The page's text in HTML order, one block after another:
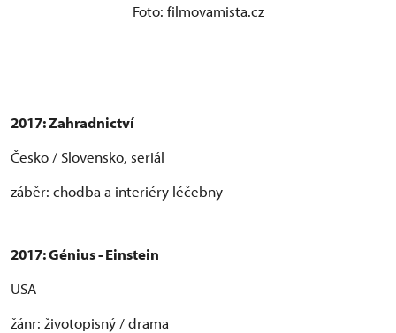
Foto: filmovamista.cz
2017: Zahradnictví
Česko / Slovensko, seriál
záběr: chodba a interiéry léčebny
2017: Génius - Einstein
USA
žánr: životopisný / drama